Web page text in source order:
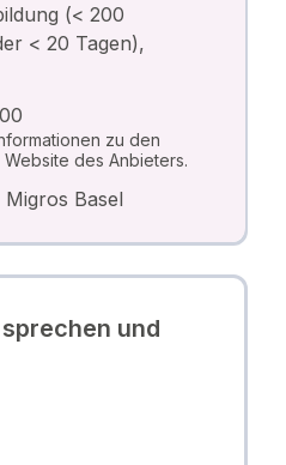
(< 200
< 20 Tagen),
zu den
des Anbieters.
Basel
und